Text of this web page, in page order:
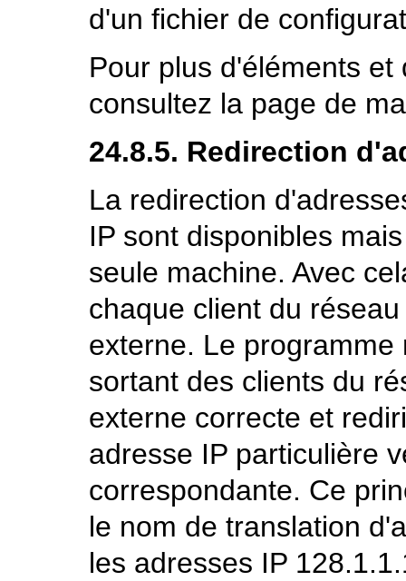
d'un fichier de
Pour plus d'éléments
consultez la page de
24.8.5. Redirection
La redirection
IP sont disponibles
seule machine. Avec
chaque client du
externe. Le programme
sortant des clients du
externe correcte et
adresse IP particulière
correspondante. Ce
le nom de translation
les adresses IP